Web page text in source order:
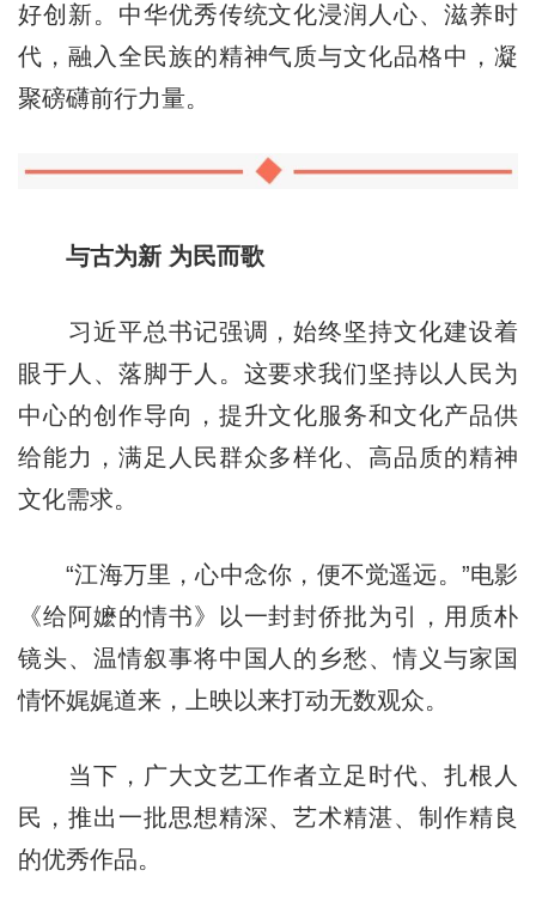
好创新。中华优秀传统文化浸润人心、滋养时
代，融入全民族的精神气质与文化品格中，凝
聚磅礴前行力量。
与古为新 为民而歌
习近平总书记强调，始终坚持文化建设着
眼于人、落脚于人。这要求我们坚持以人民为
中心的创作导向，提升文化服务和文化产品供
给能力，满足人民群众多样化、高品质的精神
文化需求。
“江海万里，心中念你，便不觉遥远。”电影
《给阿嬷的情书》以一封封侨批为引，用质朴
镜头、温情叙事将中国人的乡愁、情义与家国
情怀娓娓道来，上映以来打动无数观众。
当下，广大文艺工作者立足时代、扎根人
民，推出一批思想精深、艺术精湛、制作精良
的优秀作品。